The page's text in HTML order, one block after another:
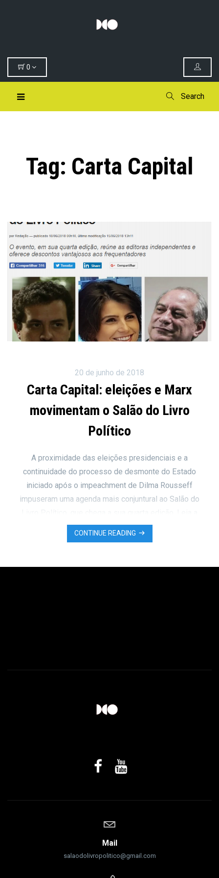
0
Search
Tag: Carta Capital
20 de junho de 2018
Carta Capital: eleições e Marx
movimentam o Salão do Livro
Político
A proximidade das eleições presidenciais e a
continuidade do processo de desmonte do Estado
iniciado após o impeachment de Dilma Rousseff
impuseram uma agenda mais conjuntural ao Salão do
íntegra.
CONTINUE READING
Mail
salaodolivropolitico@gmail.com